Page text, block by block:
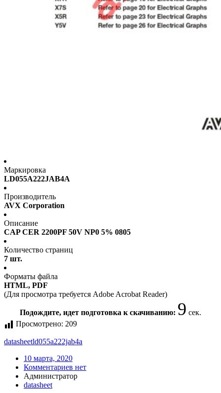
Маркировка
LD055A222JAB4A
Производитель
AVX Corporation
Описание
CAP CER 2200PF 50V NP0 5% 0805
Количество страниц
7 шт.
Форматы файла
HTML, PDF
(Для просмотра требуется Adobe Acrobat Reader)
Подождите, идет подготовка к скачиванию: 9 сек.
Просмотрено: 209
datasheetld055a222jab4a
10 марта, 2020
Комментариев нет
Администратор
datasheet